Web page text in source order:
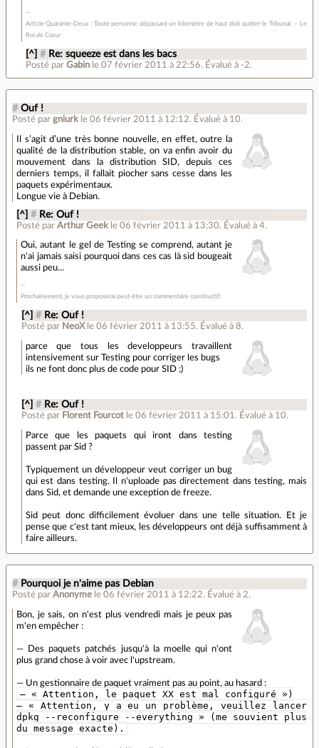
Article Quarante-Deux : Toute personne dépassant un kilomètre de haut doit quitter le Tribunal. -- Le
Roi de Cœur
[^] # Re: squeeze est dans les bacs
Posté parGabin le 07 février 2011 à 22:56. Évalué à -2.
# Ouf !
Posté par gniurk le 06 février 2011 à 12:12. Évalué à 10.
Il s’agit d’une très bonne nouvelle, en effet, outre la
qualité de la distribution stable, on va enfin avoir du
mouvement dans la distribution SID, depuis ces
derniers temps, il fallait piocher sans cesse dans les
paquets expérimentaux.
Longue vie à Debian.
[^] # Re: Ouf !
Posté parArthur Geek le 06 février 2011 à 13:30. Évalué à4.
Oui, autant le gel de Testing se comprend, autant je
n'ai jamais saisi pourquoi dans ces cas là sid bougeait
aussi peu...
Prochainement, je vous proposerai peut-être un commentaire constructif.
[^] # Re: Ouf !
Posté par NeoX le 06 février 2011 à 13:55. Évalué à 8.
parce que tous les developpeurs travaillent
intensivement sur Testing pour corriger les bugs
ils ne font donc plus de code pour SID ;)
[^] # Re: Ouf !
Posté par Florent Fourcot le 06 février 2011 à 15:01 . Évalué à 10.
Parce que les paquets qui iront dans testing
passent par Sid ?
Typiquement un développeur veut corriger un bug
qui est dans testing. Il n'uploade pas directement dans testing, mais
dans Sid, et demande une exception de freeze.
Sid peut donc difficilement évoluer dans une telle situation. Et je
pense que c'est tant mieux, les développeurs ont déjà suffisamment à
faire ailleurs.
# Pourquoi je n'aime pas Debian
Posté par Anonyme le 06 février 2011 à 12:22. Évalué à 2.
Bon, je sais, on n'est plus vendredi mais je peux pas
m'en empêcher :
— Des paquets patchés jusqu'à la moelle qui n'ont
plus grand chose à voir avec l'upstream.
— Un gestionnaire de paquet vraiment pas au point, au hasard :
— « Attention, le paquet XX est mal configuré »)
— « Attention, y a eu un problème, veuillez lancer
dpkg --reconfigure --everything » (me souvient plus
du message exacte).